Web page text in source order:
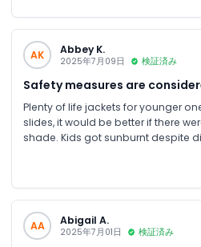
AK Abbey K.
2025年7月09日 検証済み
Safety measures are
Plenty of life jackets for younger
slides, it would be better if there
shade. Kids got sunburnt despite
AA Abigail A.
2025年7月01日 検証済み